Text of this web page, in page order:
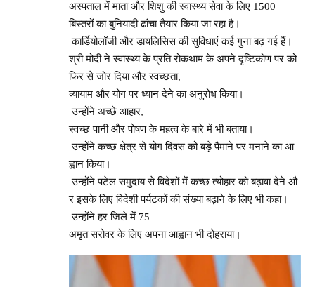
अस्पताल में माता और शिशु की स्वास्थ्य सेवा के लिए 1500
बिस्तरों का बुनियादी ढांचा तैयार किया जा रहा है।
कार्डियोलॉजी और डायलिसिस की सुविधाएं कई गुना बढ़ गई हैं।
श्री मोदी ने स्वास्थ्य के प्रति रोकथाम के अपने दृष्टिकोण पर को
फिर से जोर दिया और स्वच्छता,
व्यायाम और योग पर ध्यान देने का अनुरोध किया।
उन्होंने अच्छे आहार,
स्वच्छ पानी और पोषण के महत्व के बारे में भी बताया।
उन्होंने कच्छ क्षेत्र से योग दिवस को बड़े पैमाने पर मनाने का आ
ह्वान किया।
उन्होंने पटेल समुदाय से विदेशों में कच्छ त्योहार को बढ़ावा देने औ
र इसके लिए विदेशी पर्यटकों की संख्या बढ़ाने के लिए भी कहा।
उन्होंने हर जिले में 75
अमृत सरोवर के लिए अपना आह्वान भी दोहराया।